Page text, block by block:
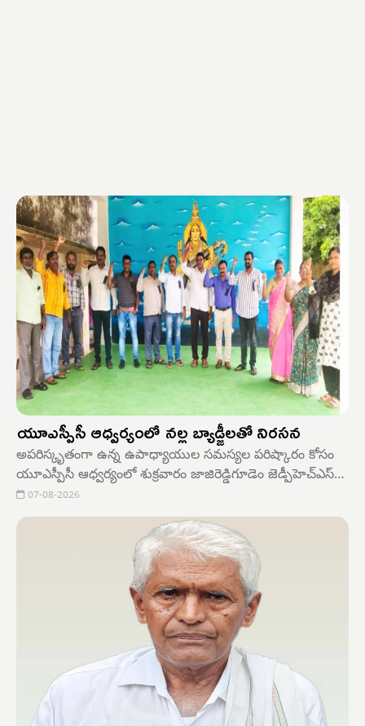
యూఎస్పీసీ ఆధ్వర్యంలో నల్ల బ్యాడ్జీలతో నిరసన
అపరిస్కృతంగా ఉన్న ఉపాధ్యాయుల సమస్యల పరిష్కారం కోసం
యూఎస్పీసీ ఆధ్వర్యంలో శుక్రవారం జాజిరెడ్డిగూడెం జెడ్పీహెచ్ఎస్
లో ఉపాధ్యాయులు నల్లబ్యాడ్జీలు ధరించి నిరసన తెలిపారు. ఈ
సందర్భంగా వివిధ సంఘాల నాయకులు మాట్లాడుతూ... సీపీఎస్
రద్దుచేసి పాత పెన్షన్ విధానాన్ని పునరుద్ధరించాలని,
07-08-2026